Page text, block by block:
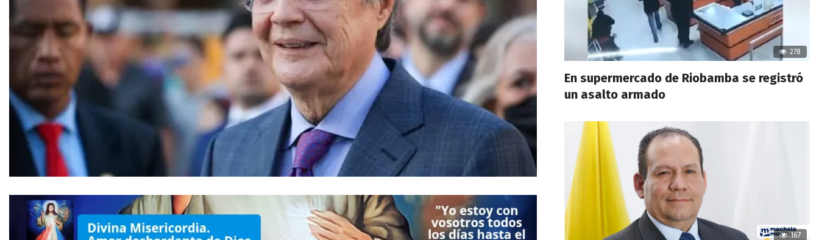
278
En supermercado de Riobamba se registró
un asalto armado
167